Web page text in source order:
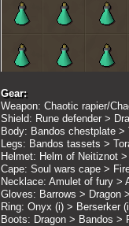
Gear:
Weapon: Chaotic rapier/
Shield: Rune defender >
Body: Bandos chestplate
Legs: Bandos tassets >
Helmet: Helm of Neitiznot
Cape: Soul wars cape >
Necklace: Amulet of fury >
Gloves: Barrows > Dragon
Ring: Onyx (i) > Berserker
Boots: Dragon > Bandos >